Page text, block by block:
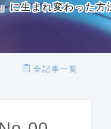
に生まれ変わった方
全記事一覧